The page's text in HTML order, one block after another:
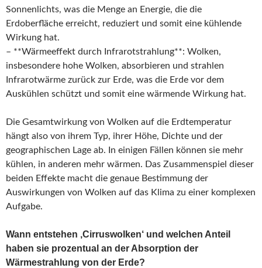
Sonnenlichts, was die Menge an Energie, die die
Erdoberfläche erreicht, reduziert und somit eine kühlende
Wirkung hat.
– **Wärmeeffekt durch Infrarotstrahlung**: Wolken,
insbesondere hohe Wolken, absorbieren und strahlen
Infrarotwärme zurück zur Erde, was die Erde vor dem
Auskühlen schützt und somit eine wärmende Wirkung hat.
Die Gesamtwirkung von Wolken auf die Erdtemperatur
hängt also von ihrem Typ, ihrer Höhe, Dichte und der
geographischen Lage ab. In einigen Fällen können sie mehr
kühlen, in anderen mehr wärmen. Das Zusammenspiel dieser
beiden Effekte macht die genaue Bestimmung der
Auswirkungen von Wolken auf das Klima zu einer komplexen
Aufgabe.
Wann entstehen ‚Cirruswolken‘ und welchen Anteil
haben sie prozentual an der Absorption der
Wärmestrahlung von der Erde?